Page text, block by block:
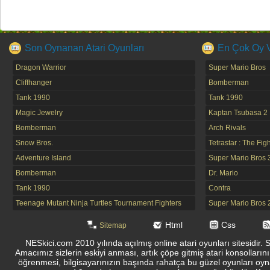
Son Oynanan Atari Oyunları
Dragon Warrior
Cliffhanger
Tank 1990
Magic Jewelry
Bomberman
Snow Bros.
Adventure Island
Bomberman
Tank 1990
Teenage Mutant Ninja Turtles Tournament Fighters
En Çok Oy
Super Mario Bros
Bomberman
Tank 1990
Kaptan Tsubasa 2
Arch Rivals
Tetrastar : The
Super Mario Bros
Dr. Mario
Contra
Super Mario Bros
Sitemap Html
Css
NESkici.com 2010 yılında açılmış online atari oyunları
Amacımız sizlerin eskiyi anması, artık çöpe gitmiş atari
öğrenmesi, bilgisayarınızın başında rahatça bu güzel oyunları